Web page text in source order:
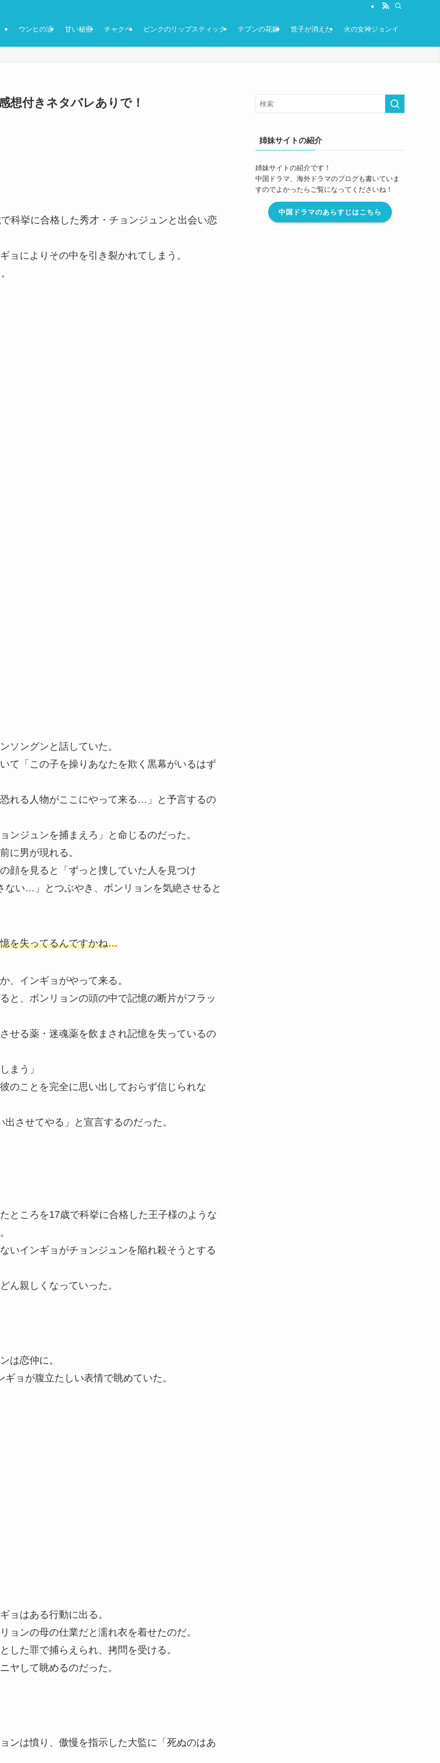
ウンヒの涙 甘い秘密 チャクペ ピンクのリップスティック テプンの花嫁 世子が消えた 火の女神ジョンイ
想付きネタバレありで！
科挙に合格した秀才・チョンジュンと出会い恋
ョによりその中を引き裂かれてしまう。
ソングンと話していた。
て「この子を操りあなたを欺く黒幕がいるはず
れる人物がここにやって来る…」と予言するの
ンジュンを捕まえろ」と命じるのだった。
に男が現れる。
顔を見ると「ずっと捜していた人を見つけ
い…」とつぶやき、ボンリョンを気絶させると
を失ってるんですかね…
、インギョがやって来る。
と、ボンリョンの頭の中で記憶の断片がフラッ
せる薬・迷魂薬を飲まされ記憶を失っているの
まう」
のことを完全に思い出しておらず信じられな
させてやる」と宣言するのだった。
ところを17歳で科挙に合格した王子様のような
いインギョがチョンジュンを陥れ殺そうとする
ん親しくなっていった。
は恋仲に。
ョが腹立たしい表情で眺めていた。
ョはある行動に出る。
ョンの母の仕業だと濡れ衣を着せたのだ。
した罪で捕らえられ、拷問を受ける。
ヤして眺めるのだった。
ンは憤り、傲慢を指示した大監に「死ぬのはあ
姉妹サイトの紹介
姉妹サイトの紹介です！
中国ドラマ、海外ドラマのブログも書いていま
すのでよかったらご覧になってくださいね！
中国ドラマのあらすじはこちら